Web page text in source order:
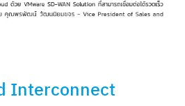
Interconnect